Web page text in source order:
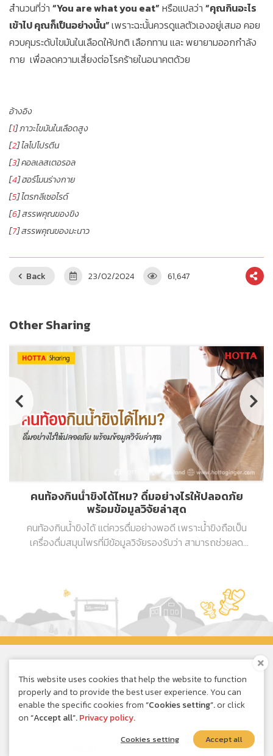
สำนวนที่ว่า “You are what you eat” หรือแปลว่า “คุณกินอะไร
เข้าไป คุณก็เป็นอย่างนั้น”เพราะฉะนั้นควรดูแลตัวเองอยู่เสมอ คอย
ควบคุมระดับไขมันในเลือดให้ปกติ เลือกทาน และ พยายามออกกำลัง
กาย เพื่อลดความเสี่ยงต่อโรคร้ายในอนาคตด้วย
อ้างอิง
[1] ภาวะไขมันในเลือดสูง
[2] ไลโปโปรตีน
[3] คอลเลสเตอรอล
[4] ฮอร์โมนร่างกาย
[5] ไตรกลีเซอไรด์
[6] สรรพคุณของขิง
[7] สรรพคุณของมะนาว
Back 23/02/2024 61,647
Other Sharing
คนท้องกินน้ำขิงได้ไหม? ดื่มอย่างไรให้ปลอดภัย
พร้อมข้อมูลวิจัยล่าสุด
คนท้องกินน้ำขิงได้ แต่ควรดื่มอย่างพอดี เพราะน้ำขิงถือเป็น
เครื่องดื่มสมุนไพรที่มีข้อมูลวิจัยรองรับว่า สามารถช่วยลด
Online Shopping
Privacy Policy
© 2020 New Concept Product Co., Ltd.
This website uses cookies that help the website to function
properly and to provide the best user experience. You can
enable the specific cookies from“Cookies setting”.or click
on“Accept all”.Privacy policy.
Cookies setting Accept all